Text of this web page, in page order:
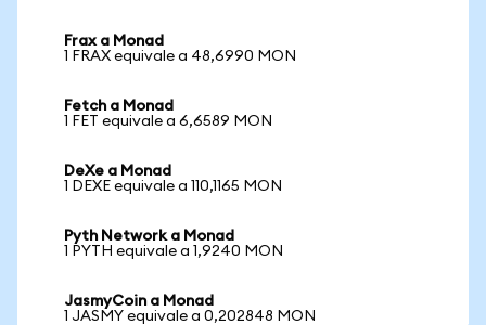
Frax a Monad
1 FRAX equivale a 48,6990 MON
Fetch a Monad
1 FET equivale a 6,6589 MON
DeXe a Monad
1 DEXE equivale a 110,1165 MON
Pyth Network a Monad
1 PYTH equivale a 1,9240 MON
JasmyCoin a Monad
1 JASMY equivale a 0,202848 MON